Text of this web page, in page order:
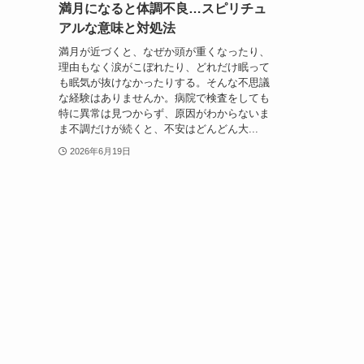
満月になると体調不良…スピリチュ
アルな意味と対処法
満月が近づくと、なぜか頭が重くなったり、
理由もなく涙がこぼれたり、どれだけ眠って
も眠気が抜けなかったりする。そんな不思議
な経験はありませんか。病院で検査をしても
特に異常は見つからず、原因がわからないま
ま不調だけが続くと、不安はどんどん大...
2026年6月19日